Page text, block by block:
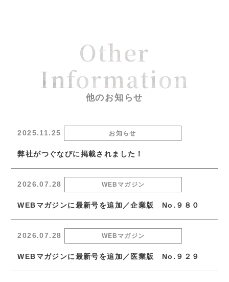
Other
Information
他のお知らせ
2025.11.25 お知らせ
弊社がつぐなびに掲載されました！
2026.07.28 WEBマガジン
WEBマガジンに最新号を追加／企業版 No.９８０
2026.07.28 WEBマガジン
WEBマガジンに最新号を追加／医業版 No.９２９